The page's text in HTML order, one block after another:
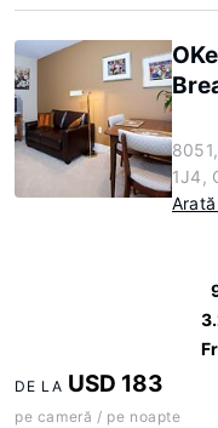
1J4,
DE LA USD 183
pe cameră / pe noapte